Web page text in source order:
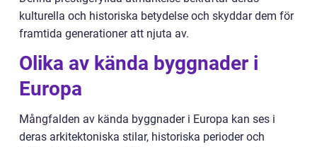
kulturella och historiska betydelse och skyddar dem för
framtida generationer att njuta av.
Olika av kända byggnader i
Europa
Mångfalden av kända byggnader i Europa kan ses i
deras arkitektoniska stilar, historiska perioder och